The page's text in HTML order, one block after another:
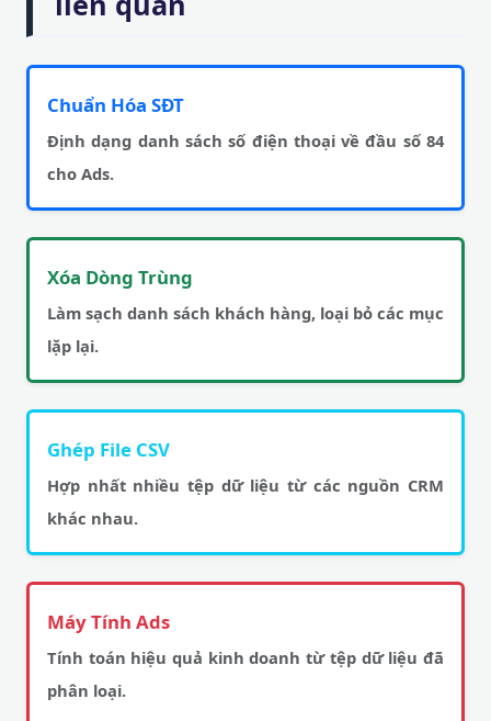
Chuẩn Hóa SĐT
Định dạng danh sách số điện thoại về đầu số 84
cho Ads.
Xóa Dòng Trùng
Làm sạch danh sách khách hàng, loại bỏ các mục
lặp lại.
Ghép File CSV
Hợp nhất nhiều tệp dữ liệu từ các nguồn CRM
khác nhau.
Máy Tính Ads
Tính toán hiệu quả kinh doanh từ tệp dữ liệu đã
phân loại.